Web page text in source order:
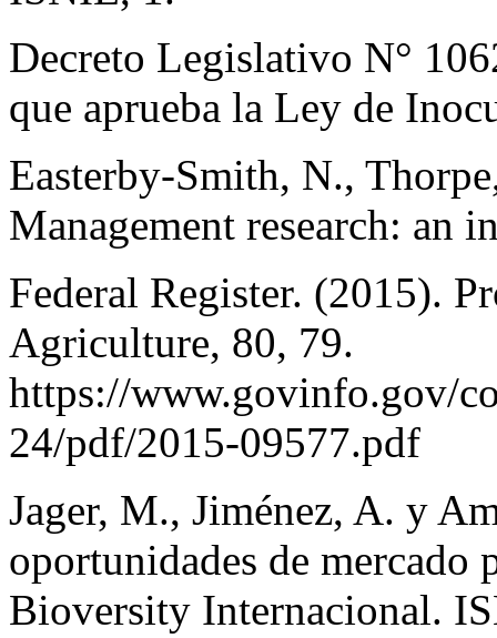
Decreto Legislativo N°
que aprueba la Ley de
Easterby-Smith, N.,
Management research: an
Federal Register. (2015).
Agriculture, 80, 79.
https://www.govinfo.gov/
24/pdf/2015-09577.pdf
Jager, M., Jiménez, A. y
oportunidades de mercado
Bioversity Internacional.